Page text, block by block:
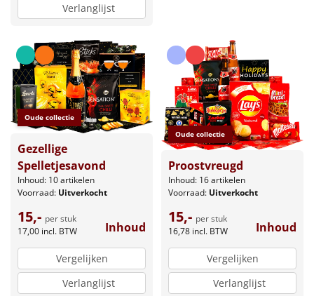
Verlanglijst
Oude collectie
Gezellige
Spelletjesavond
Inhoud: 10 artikelen
Voorraad: Uitverkocht
15,- per stuk
17,00 incl. BTW Inhoud
Vergelijken
Verlanglijst
Oude collectie
Proostvreugd
Inhoud: 16 artikelen
Voorraad: Uitverkocht
15,- per stuk
16,78 incl. BTW Inhoud
Vergelijken
Verlanglijst